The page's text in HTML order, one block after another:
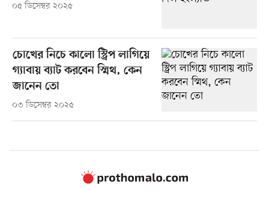
০৫ ডিসেম্বর ২০২৫
চোখের নিচে কালো স্ট্রিপ লাগিয়ে
গ্যাবায় ব্যাট করবেন স্মিথ, কেন
জানেন তো
০৩ ডিসেম্বর ২০২৫